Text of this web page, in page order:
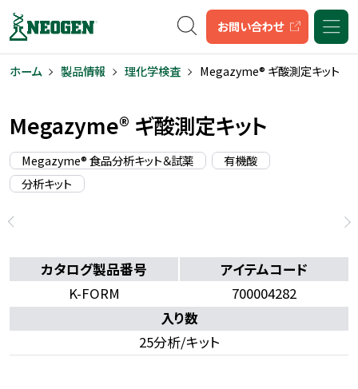
キーワード検索
お問い合わせ
ホーム 製品情報 理化学検査 Megazyme® ギ酸測定キット
Megazyme® ギ酸測定キット
Megazyme® 食品分析キット＆試薬
有機酸
分析キット
カタログ製品番号
K-FORM
アイテムコード
700004282
入り数
25分析/キット